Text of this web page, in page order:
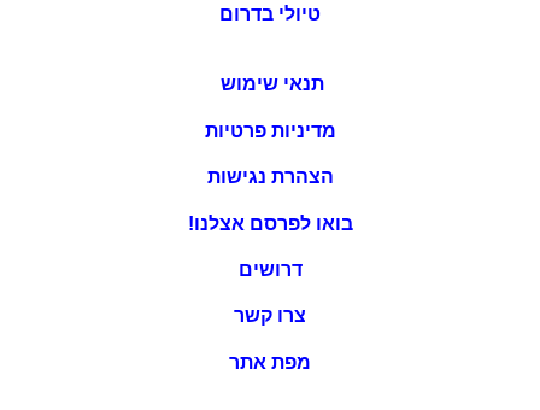
טיולי בדרום
תנאי שימוש
מדיניות פרטיות
הצהרת נגישות
בואו לפרסם אצלנו!
דרושים
צרו קשר
מפת אתר